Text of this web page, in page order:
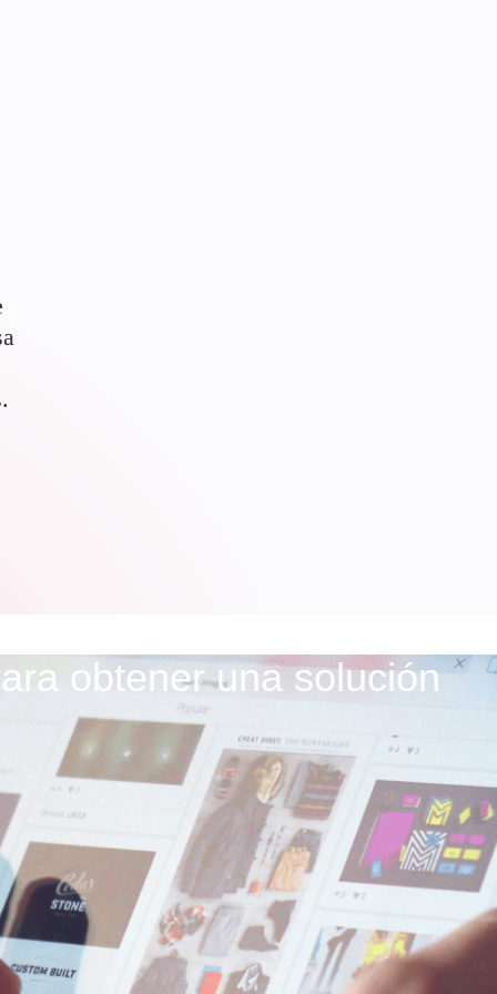
obtener una solución